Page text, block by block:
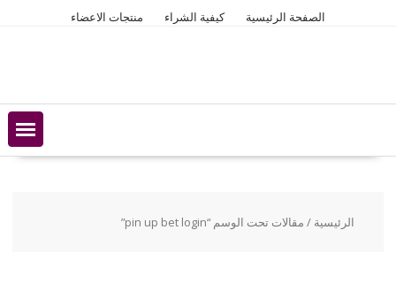
الصفحة الرئيسية كيفية الشراء منتجات الاعضاء
الرئيسية / مقالات تحت الوسم “pin up bet login”